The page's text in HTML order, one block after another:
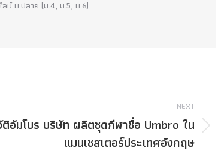
ลน์ ม.ปลาย (ม.4, ม.5, ม.6)
NEXT
ติอัมโบร บริษัท ผลิตชุดกีฬาชื่อ Umbro ใน
แมนเชสเตอร์ประเทศอังกฤษ